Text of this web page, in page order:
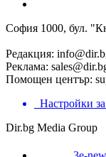
София 1000, бул.
Редакция:
Реклама:
Помощен център:
Настройки
Dir.bg Media Group